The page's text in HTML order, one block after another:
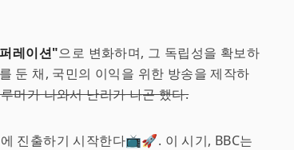
레이션"으로 변화하며, 그 독립성을 확보하
둔 채, 국민의 이익을 위한 방송을 제작하
머가 나와서 난리가 나곤 했다.
에 진출하기 시작한다📺🚀. 이 시기, BBC는